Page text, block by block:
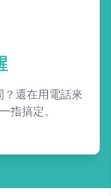
？還在用電話來
指搞定。